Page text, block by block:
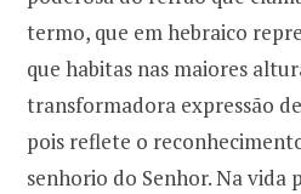
termo, que em hebraico
que habitas nas maiores
transformadora expressão
pois reflete o
senhorio do Senhor. Na vida